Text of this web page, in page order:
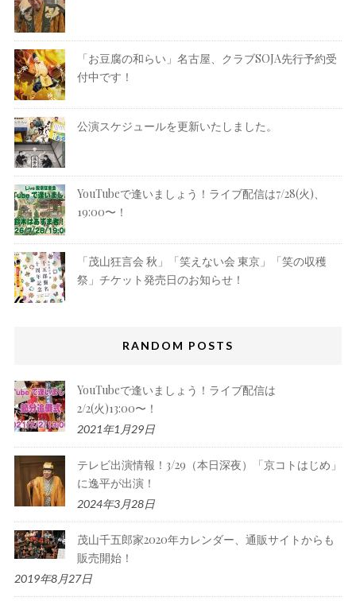
「お豆腐の和らい」名古屋、クラブSOJA先行予約受
付中です！
公演スケジュールを更新いたしました。
YouTubeで逢いましょう！ライブ配信は7/28(火)、
19:00〜！
「茂山狂言会 秋」「笑えない会 東京」「笑の収穫
祭」チケット発売日のお知らせ！
RANDOM POSTS
YouTubeで逢いましょう！ライブ配信は
2/2(火)13:00〜！
2021年1月29日
テレビ出演情報！3/29（本日深夜）「京コトはじめ」
に逸平が出演！
2024年3月28日
茂山千五郎家2020年カレンダー、通販サイトからも
販売開始！
2019年8月27日